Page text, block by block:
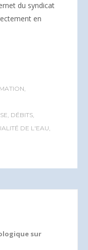
du syndicat
en
,
, DÉBITS,
DE L'EAU,
sur